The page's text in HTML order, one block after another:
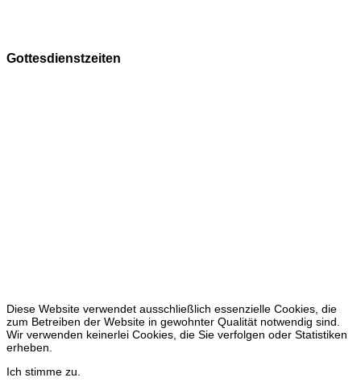
Gottesdienstzeiten
Diese Website verwendet ausschließlich essenzielle Cookies, die
zum Betreiben der Website in gewohnter Qualität notwendig sind.
Wir verwenden keinerlei Cookies, die Sie verfolgen oder Statistiken
erheben.
Ich stimme zu.